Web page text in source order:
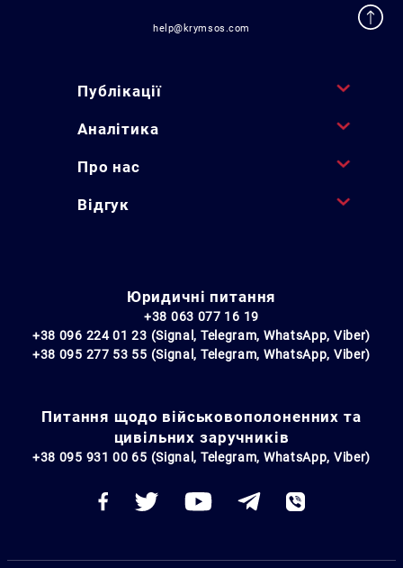
help@krymsos.com
Публікації
Аналітика
Про нас
Відгук
Юридичні питання
+38 063 077 16 19
+38 096 224 01 23 (Signal, Telegram, WhatsApp, Viber)
+38 095 277 53 55 (Signal, Telegram, WhatsApp, Viber)
Питання щодо військовополоненних та
цивільних заручників
+38 095 931 00 65 (Signal, Telegram, WhatsApp, Viber)